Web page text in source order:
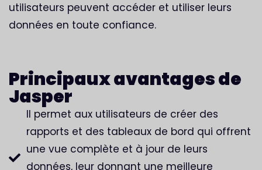
utilisateurs peuvent accéder et utiliser leurs
données en toute confiance.
Principaux avantages de
Jasper
Il permet aux utilisateurs de créer des
rapports et des tableaux de bord qui offrent
une vue complète et à jour de leurs
données, leur donnant une meilleure